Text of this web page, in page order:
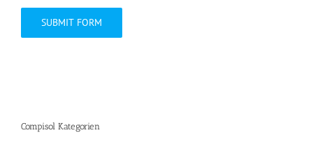
Compisol Kategorien